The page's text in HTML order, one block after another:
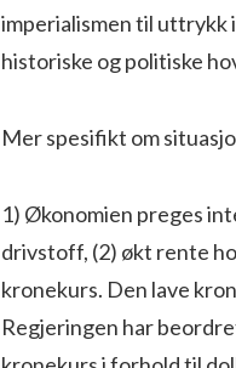
imperialismen til uttrykk
historiske og politiske
Mer spesifikt om
1) Økonomien preges
drivstoff, (2) økt rente
kronekurs. Den lave
Regjeringen har